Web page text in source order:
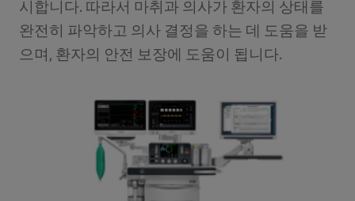
시합니다. 따라서 마취과 의사가 환자의 상태를
완전히 파악하고 의사 결정을 하는 데 도움을 받
으며, 환자의 안전 보장에 도움이 됩니다.